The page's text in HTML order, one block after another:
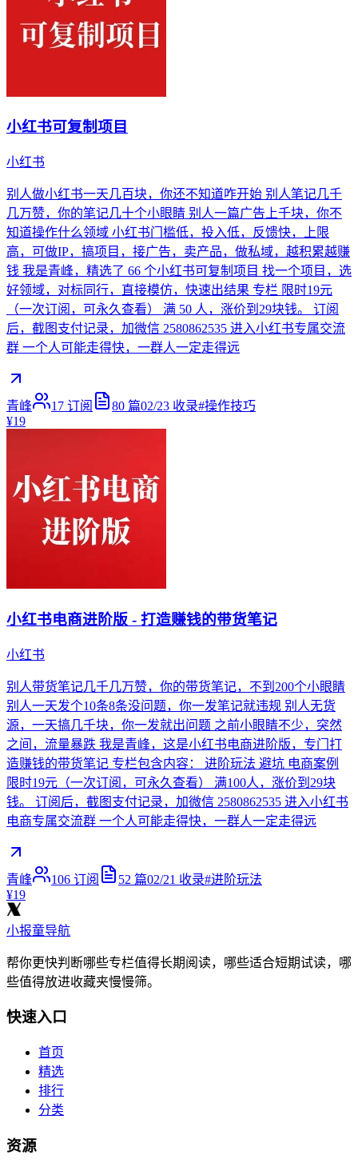
小红书可复制项目
小红书
别人做小红书一天几百块，你还不知道咋开始 别人笔记几千
几万赞，你的笔记几十个小眼睛 别人一篇广告上千块，你不
知道操作什么领域 小红书门槛低，投入低，反馈快，上限
高，可做IP，搞项目，接广告，卖产品，做私域，越积累越赚
钱 我是青峰，精选了 66 个小红书可复制项目 找一个项目，选
好领域，对标同行，直接模仿，快速出结果 专栏 限时19元
（一次订阅，可永久查看） 满 50 人，涨价到29块钱。 订阅
后，截图支付记录，加微信 2580862535 进入小红书专属交流
群 一个人可能走得快，一群人一定走得远
青峰 17 订阅 80 篇02/23 收录#操作技巧
¥19
小红书电商进阶版 - 打造赚钱的带货笔记
小红书
别人带货笔记几千几万赞，你的带货笔记，不到200个小眼睛
别人一天发个10条8条没问题，你一发笔记就违规 别人无货
源，一天搞几千块，你一发就出问题 之前小眼睛不少，突然
之间，流量暴跌 我是青峰，这是小红书电商进阶版，专门打
造赚钱的带货笔记 专栏包含内容： 进阶玩法 避坑 电商案例
限时19元（一次订阅，可永久查看） 满100人，涨价到29块
钱。 订阅后，截图支付记录，加微信 2580862535 进入小红书
电商专属交流群 一个人可能走得快，一群人一定走得远
青峰 106 订阅 52 篇02/21 收录#进阶玩法
¥19
小报童导航
帮你更快判断哪些专栏值得长期阅读，哪些适合短期试读，哪
些值得放进收藏夹慢慢筛。
快速入口
首页
精选
排行
分类
资源